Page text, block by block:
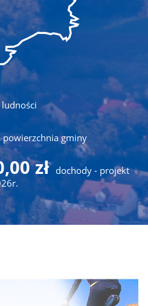
powierzchnia gminy
zł dochody - projekt